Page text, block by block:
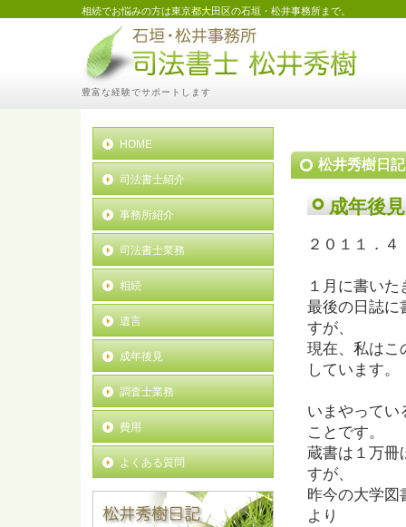
相続でお悩みの方は東京都大田区の石垣・松井事務所まで。
豊富な経験でサポートします
松井秀樹日記
成年後
２０１１．
１月に書い
最後の日誌に
すが、
現在、私はこ
しています。
いまやってい
ことです。
蔵書は１万冊
すが、
昨今の大学図
より
HOME
司法書士紹介
事務所紹介
司法書士業務
相続
遺言
成年後見
調査士業務
費用
よくある質問